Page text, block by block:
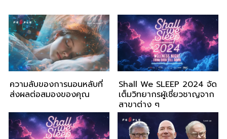
ความลับของการนอนหลับที่
ส่งผลต่อสมองของคุณ
Shall We SLEEP 2024 จัด
เต็มวิทยากรผู้เชี่ยวชาญจาก
สาขาต่าง ๆ